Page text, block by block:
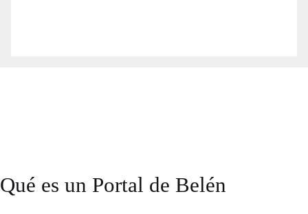
Qué es un Portal de Belén